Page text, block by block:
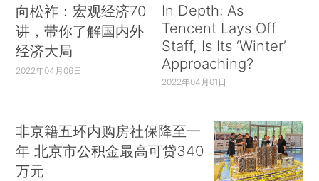
向松祚：宏观经济70
讲，带你了解国内外
经济大局
2022年04月06日
In Depth: As
Tencent Lays Off
Staff, Is Its ‘Winter’
Approaching?
2022年04月01日
非京籍五环内购房社保降至一
年 北京市公积金最高可贷340
万元